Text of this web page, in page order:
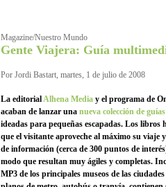
Magazine/Nuestro Mundo
Gente Viajera: Guía
Por Jordi Bastart, martes, 1 de julio de 2008
La editorialAlhena Media y el programa de
acaban de lanzar una nueva colección de
ideadas para pequeñas escapadas. Los libros
que el visitante aproveche al máximo su viaje
de información (cerca de 300 puntos de
modo que resultan muy ágiles y completas.
MP3 de los principales museos de las